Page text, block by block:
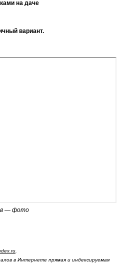
на даче
вариант.
условиях
— фото
в Интернете прямая и индексируемая